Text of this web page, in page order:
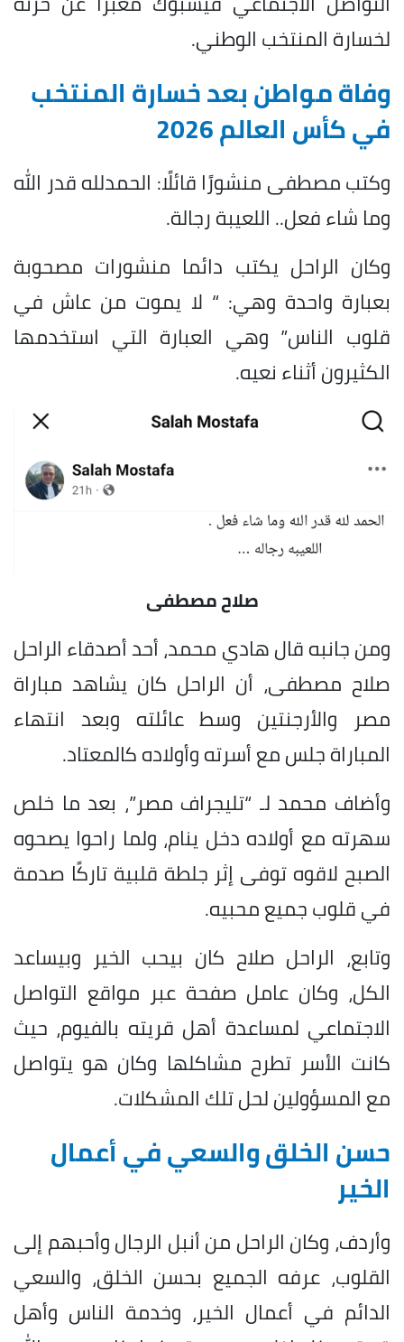
لخسارة المنتخب الوطني.
وفاة مواطن بعد خسارة المنتخب
في كأس العالم 2026
وكتب مصطفى منشورًا قائلًا: الحمدلله قدر الله
وما شاء فعل.. اللعيبة رجالة.
وكان الراحل يكتب دائما منشورات مصحوبة
بعبارة واحدة وهي: “ لا يموت من عاش في
قلوب الناس” وهي العبارة التي استخدمها
الكثيرون أثناء نعيه.
صلاح مصطفى
ومن جانبه قال هادي محمد، أحد أصدقاء الراحل
صلاح مصطفى، أن الراحل كان يشاهد مباراة
مصر والأرجنتين وسط عائلته وبعد انتهاء
المباراة جلس مع أسرته وأولاده كالمعتاد.
وأضاف محمد لـ “تليجراف مصر”، بعد ما خلص
سهرته مع أولاده دخل ينام، ولما راحوا يصحوه
الصبح لاقوه توفى إثر جلطة قلبية تاركًا صدمة
في قلوب جميع محبيه.
وتابع، الراحل صلاح كان بيحب الخير وبيساعد
الكل، وكان عامل صفحة عبر مواقع التواصل
الاجتماعي لمساعدة أهل قريته بالفيوم، حيث
كانت الأسر تطرح مشاكلها وكان هو يتواصل
مع المسؤولين لحل تلك المشكلات.
حسن الخلق والسعي في أعمال
الخير
وأردف، وكان الراحل من أنبل الرجال وأحبهم إلى
القلوب، عرفه الجميع بحسن الخلق، والسعي
الدائم في أعمال الخير، وخدمة الناس وأهل